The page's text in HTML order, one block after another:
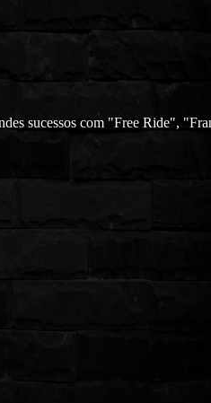
sucessos com "Free Ride",